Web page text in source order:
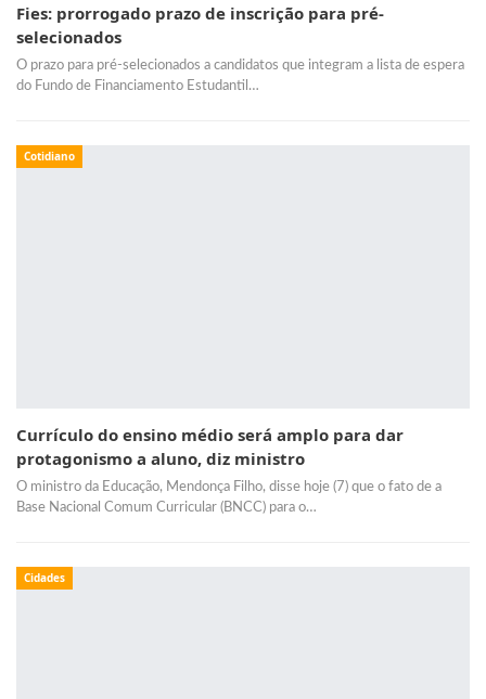
Fies: prorrogado prazo de inscrição para pré-
selecionados
O prazo para pré-selecionados a candidatos que integram a lista de espera
do Fundo de Financiamento Estudantil…
Cotidiano
Currículo do ensino médio será amplo para dar
protagonismo a aluno, diz ministro
O ministro da Educação, Mendonça Filho, disse hoje (7) que o fato de a
Base Nacional Comum Curricular (BNCC) para o…
Cidades